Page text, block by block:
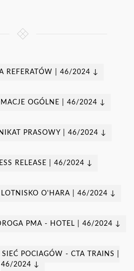
REFERATÓW | 46/2024 ↓
OGÓLNE | 46/2024 ↓
PRASOWY | 46/2024 ↓
RELEASE | 46/2024 ↓
LOTNISKO O'HARA | 46/2024 ↓
PMA - HOTEL | 46/2024 ↓
POCIĄGÓW - CTA TRAINS |
46/2024 ↓